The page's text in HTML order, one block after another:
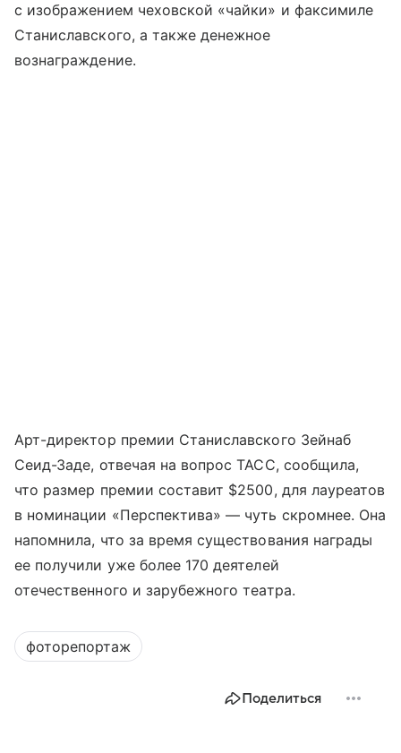
с изображением чеховской «чайки» и факсимиле
Станиславского, а также денежное
вознаграждение.
Арт-директор премии Станиславского Зейнаб
Сеид-Заде, отвечая на вопрос ТАСС, сообщила,
что размер премии составит $2500, для лауреатов
в номинации «Перспектива» — чуть скромнее. Она
напомнила, что за время существования награды
ее получили уже более 170 деятелей
отечественного и зарубежного театра.
фоторепортаж
Поделиться